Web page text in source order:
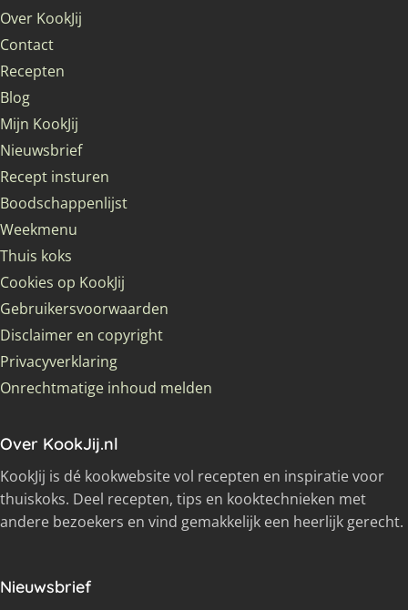
Over KookJij
Contact
Recepten
Blog
Mijn KookJij
Nieuwsbrief
Recept insturen
Boodschappenlijst
Weekmenu
Thuis koks
Cookies op KookJij
Gebruikersvoorwaarden
Disclaimer en copyright
Privacyverklaring
Onrechtmatige inhoud melden
Over KookJij.nl
KookJij is dé kookwebsite vol recepten en inspiratie voor
thuiskoks. Deel recepten, tips en kooktechnieken met
andere bezoekers en vind gemakkelijk een heerlijk gerecht.
Nieuwsbrief